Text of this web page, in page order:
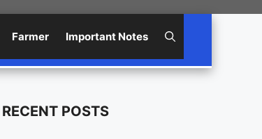
Farmer Important Notes
RECENT POSTS